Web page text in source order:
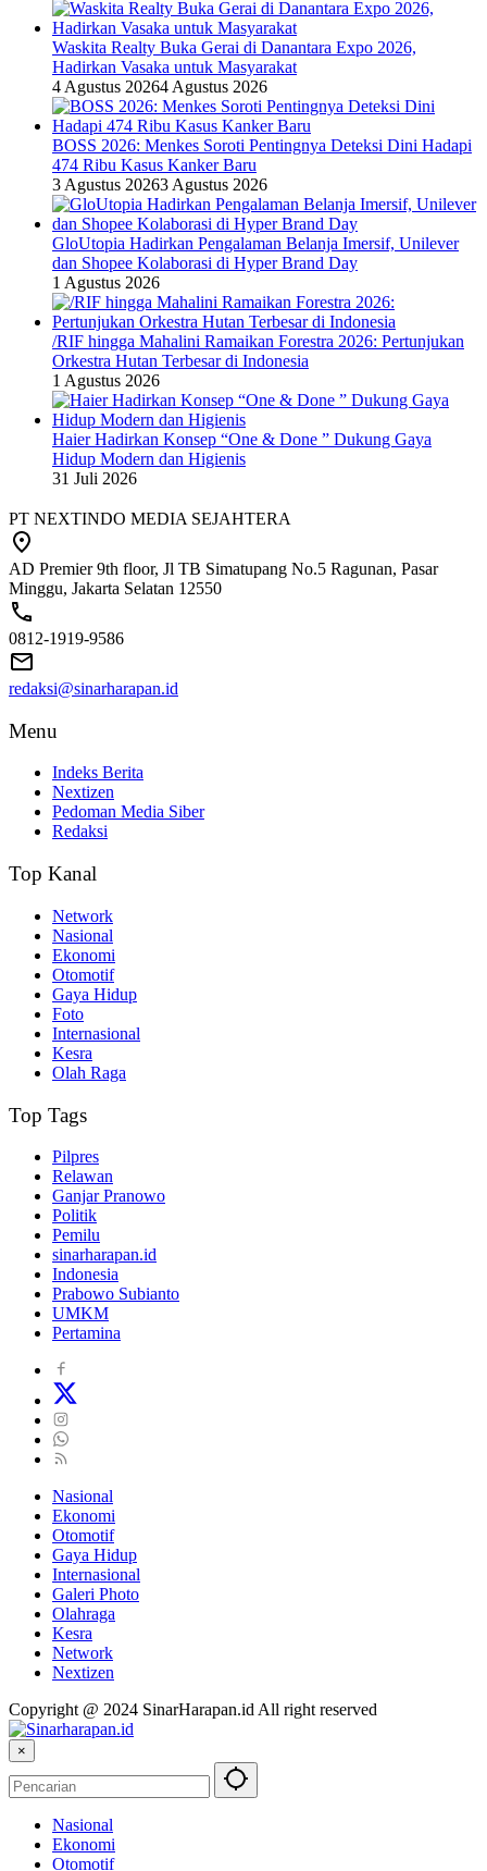
Waskita Realty Buka Gerai di Danantara Expo 2026,
Hadirkan Vasaka untuk Masyarakat
4 Agustus 20264 Agustus 2026
BOSS 2026: Menkes Soroti Pentingnya Deteksi Dini Hadapi
474 Ribu Kasus Kanker Baru
3 Agustus 20263 Agustus 2026
GloUtopia Hadirkan Pengalaman Belanja Imersif, Unilever
dan Shopee Kolaborasi di Hyper Brand Day
1 Agustus 2026
/RIF hingga Mahalini Ramaikan Forestra 2026: Pertunjukan
Orkestra Hutan Terbesar di Indonesia
1 Agustus 2026
Haier Hadirkan Konsep “One & Done ” Dukung Gaya
Hidup Modern dan Higienis
31 Juli 2026
PT NEXTINDO MEDIA SEJAHTERA
AD Premier 9th floor, Jl TB Simatupang No.5 Ragunan, Pasar
Minggu, Jakarta Selatan 12550
0812-1919-9586
redaksi@sinarharapan.id
Menu
Indeks Berita
Nextizen
Pedoman Media Siber
Redaksi
Top Kanal
Network
Nasional
Ekonomi
Otomotif
Gaya Hidup
Foto
Internasional
Kesra
Olah Raga
Top Tags
Pilpres
Relawan
Ganjar Pranowo
Politik
Pemilu
sinarharapan.id
Indonesia
Prabowo Subianto
UMKM
Pertamina
Nasional
Ekonomi
Otomotif
Gaya Hidup
Internasional
Galeri Photo
Olahraga
Kesra
Network
Nextizen
Copyright @ 2024 SinarHarapan.id All right reserved
×
Nasional
Ekonomi
Otomotif